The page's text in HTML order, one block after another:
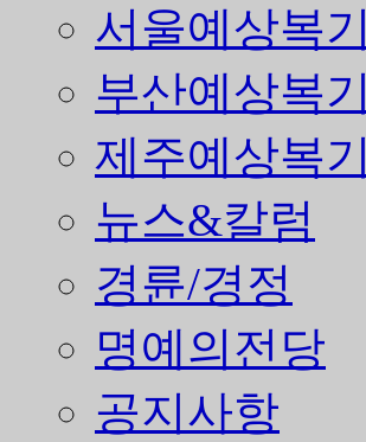
서울예상복기
부산예상복기
제주예상복기
뉴스&칼럼
경륜/경정
명예의전당
공지사항